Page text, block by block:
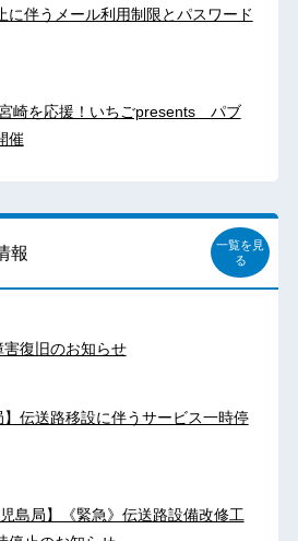
に伴うメール利用制限とパスワード
崎を応援！いちごpresents パブ
催
報
一覧を見
る
復旧のお知らせ
伝送路移設に伴うサービス一時停
島局】《緊急》伝送路設備改修工